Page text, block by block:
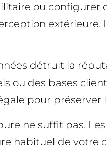
ou configurer
détruit la
ou des bases
pour préserver
ne suffit pas.
habituel de votre